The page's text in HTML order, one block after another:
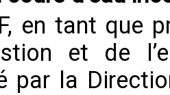
en tant que
et de
par la